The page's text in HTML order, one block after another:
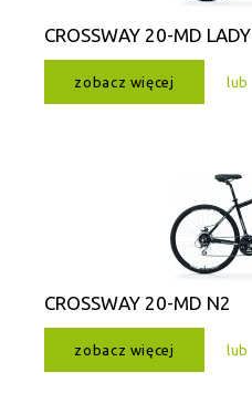
CROSSWAY 20-MD LADY
zobacz więcej lub
CROSSWAY 20-MD N2
zobacz więcej lub